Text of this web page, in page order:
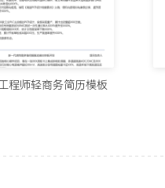
用的制作简历网站与在线简
成工具实测：从智能制作到
程师轻商务简历模板